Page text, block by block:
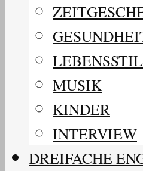
LEBENSSTIL
MUSIK
KINDER
INTERVIEW
DREIFACHE